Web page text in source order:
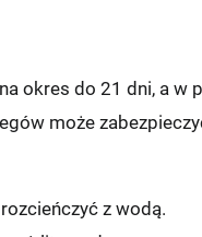
okres do 21 dni, a w
może
z wodą.